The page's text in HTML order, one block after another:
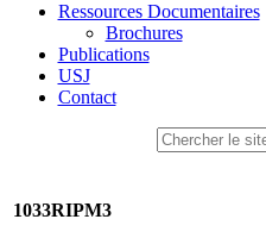
Ressources Documentaires
Brochures
Publications
USJ
Contact
1033RIPM3